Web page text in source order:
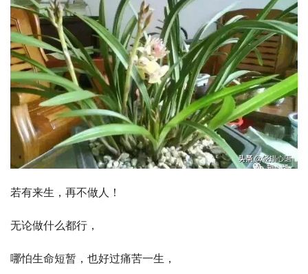
若有来生，再不做人！
无论做什么都行，
哪怕生命短暂，也好过痛苦一生，